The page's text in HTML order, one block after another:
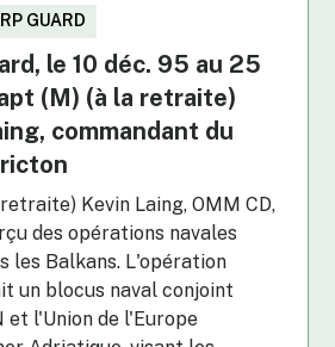
GUARD
le 10 déc. 95 au 25
(M) (à la retraite)
commandant du
Kevin Laing, OMM CD,
des opérations navales
les Balkans. L'opération
un blocus naval conjoint
et l'Union de l'Europe